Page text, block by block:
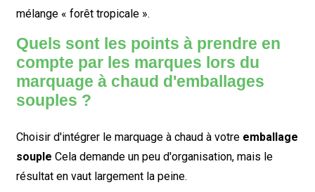
mélange « forêt tropicale ».
Quels sont les points à prendre en
compte par les marques lors du
marquage à chaud d'emballages
souples ?
Choisir d'intégrer le marquage à chaud à votre emballage
souple Cela demande un peu d'organisation, mais le
résultat en vaut largement la peine.